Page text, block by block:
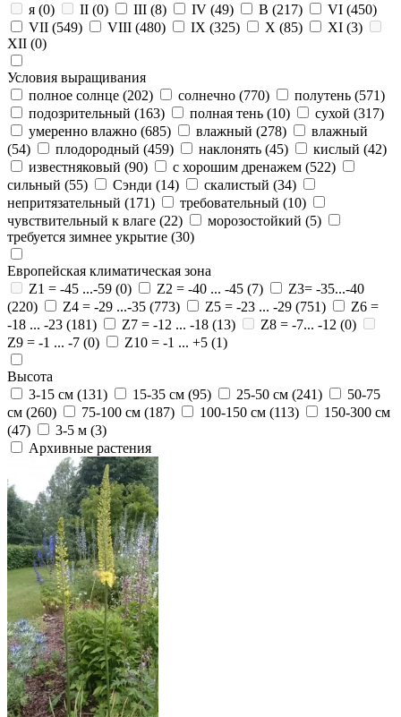
я (0) II (0) III (8) IV (49) В (217) VI (450)
VII (549) VIII (480) IX (325) X (85) XI (3)
XII (0)
Условия выращивания
полное солнце (202) солнечно (770) полутень (571)
подозрительный (163) полная тень (10) сухой (317)
умеренно влажно (685) влажный (278)
влажный
(54)
плодородный (459) наклонять (45) кислый (42)
известняковый (90) с хорошим дренажем (522)
сильный (55) Сэнди (14) скалистый (34)
непритязательный (171) требовательный (10)
чувствительный к влаге (22) морозостойкий (5)
требуется зимнее укрытие (30)
Европейская климатическая зона
Z1 = -45 ...-59 (0) Z2 = -40 ... -45 (7)
Z3= -35...-40
(220)
Z4 = -29 ...-35 (773) Z5 = -23 ... -29 (751)
Z6 =
-18 ... -23 (181) Z7 = -12 ... -18 (13) Z8 = -7... -12 (0)
Z9 = -1 ... -7 (0) Z10 = -1 ... +5 (1)
Высота
3-15 см (131) 15-35 см (95) 25-50 см (241)
50-75
см (260) 75-100 см (187) 100-150 см (113)
150-300 см
(47)
3-5 м (3)
Архивные растения